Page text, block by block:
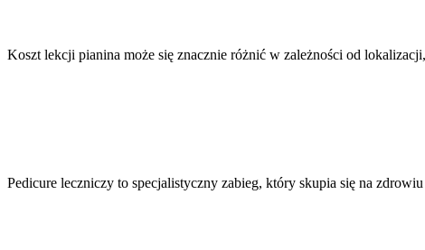
Koszt lekcji pianina może się znacznie różnić w zależności od
Pedicure leczniczy to specjalistyczny zabieg, który skupia się na
wpisu